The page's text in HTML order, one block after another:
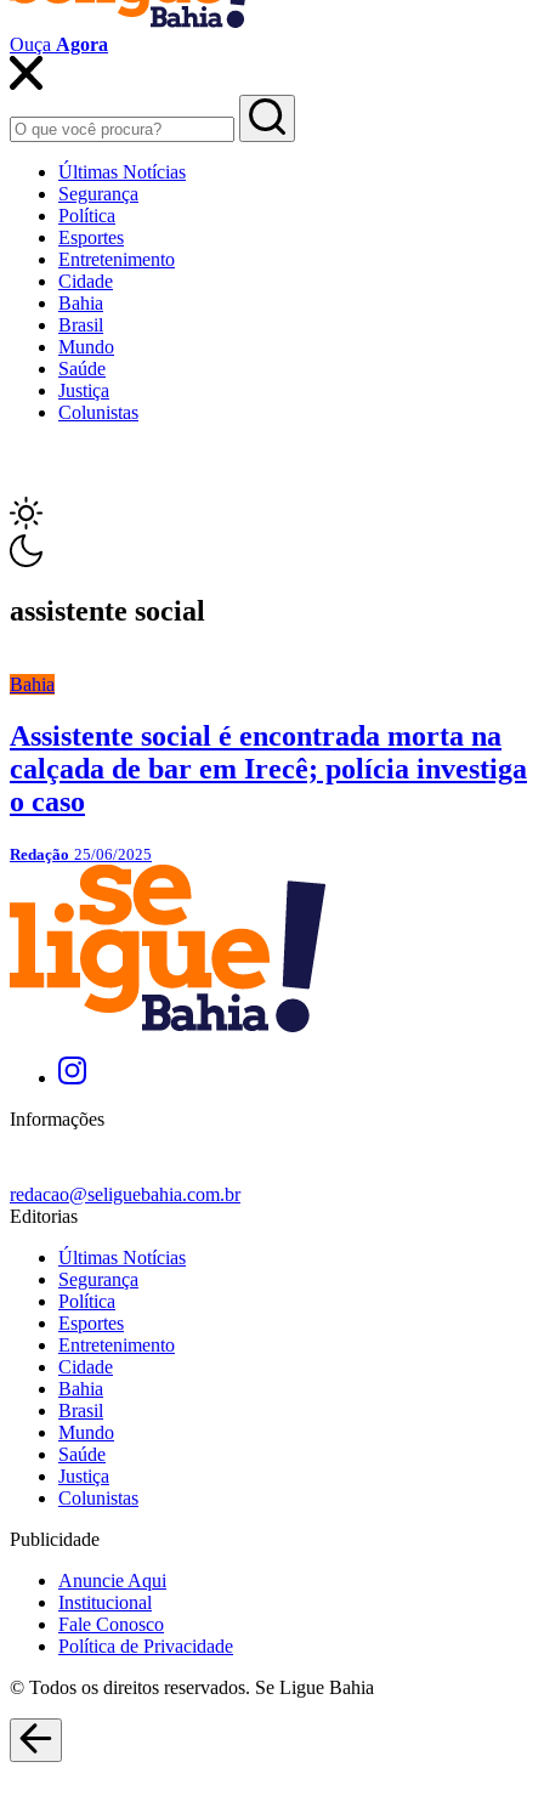
Ouça Agora
Últimas Notícias
Segurança
Política
Esportes
Entretenimento
Cidade
Bahia
Brasil
Mundo
Saúde
Justiça
Colunistas
assistente social
Bahia
Assistente social é encontrada morta na
calçada de bar em Irecê; polícia investiga
o caso
Redação 25/06/2025
Informações
redacao@seliguebahia.com.br
Editorias
Últimas Notícias
Segurança
Política
Esportes
Entretenimento
Cidade
Bahia
Brasil
Mundo
Saúde
Justiça
Colunistas
Publicidade
Anuncie Aqui
Institucional
Fale Conosco
Política de Privacidade
© Todos os direitos reservados. Se Ligue Bahia